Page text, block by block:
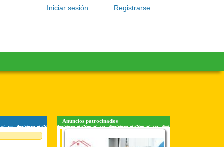
Registrarse
Iniciar sesión
Anuncios patrocinados